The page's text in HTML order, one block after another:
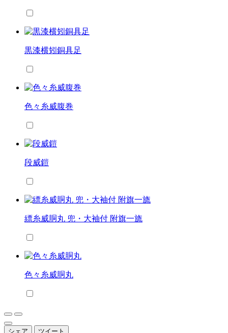
黒漆横矧銅具足
色々糸威腹巻
段威鎧
縹糸威胴丸 兜・大袖付 附旗一旒
色々糸威胴丸
シェア ツイート